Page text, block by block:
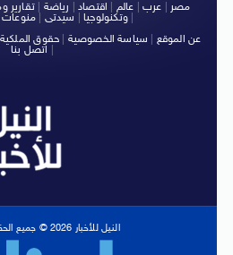
مصر عرب عالم اقتصاد رياضة |تقارير
وتكنولوجيا| سيدتى منوعات
|
عن الموقع
سياسة الخصوصية حقوق الملكية
اتصل بنا
النيل للأخبار 2026 © جميع الحقوق محفوظة.